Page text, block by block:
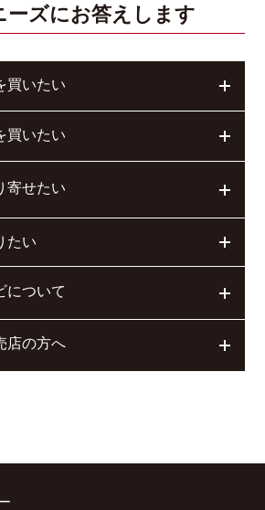
ーズにお答えします
買いたい
買いたい
寄せたい
たい
について
店の方へ